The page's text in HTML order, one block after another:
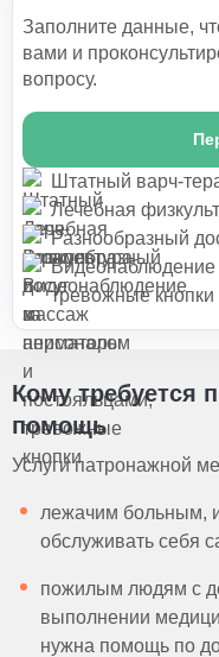
Заполните данные,
вами и
вопросу.
Штатный варч-
Лечебная
Разнообразный
Видеонаблюдение
тревожные кнопки
Кому требуется
помощь
Услуги патронажной
лежачим больным,
обслуживать себя
пожилым людям с
выполнении
нужна помощь по